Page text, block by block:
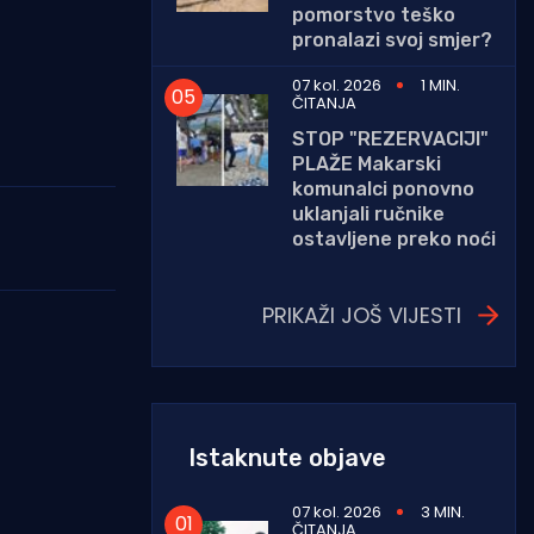
pomorstvo teško
pronalazi svoj smjer?
07 kol. 2026
1 MIN.
ČITANJA
STOP "REZERVACIJI"
PLAŽE Makarski
komunalci ponovno
uklanjali ručnike
ostavljene preko noći
PRIKAŽI JOŠ VIJESTI
Istaknute objave
07 kol. 2026 3 MIN.
ČITANJA